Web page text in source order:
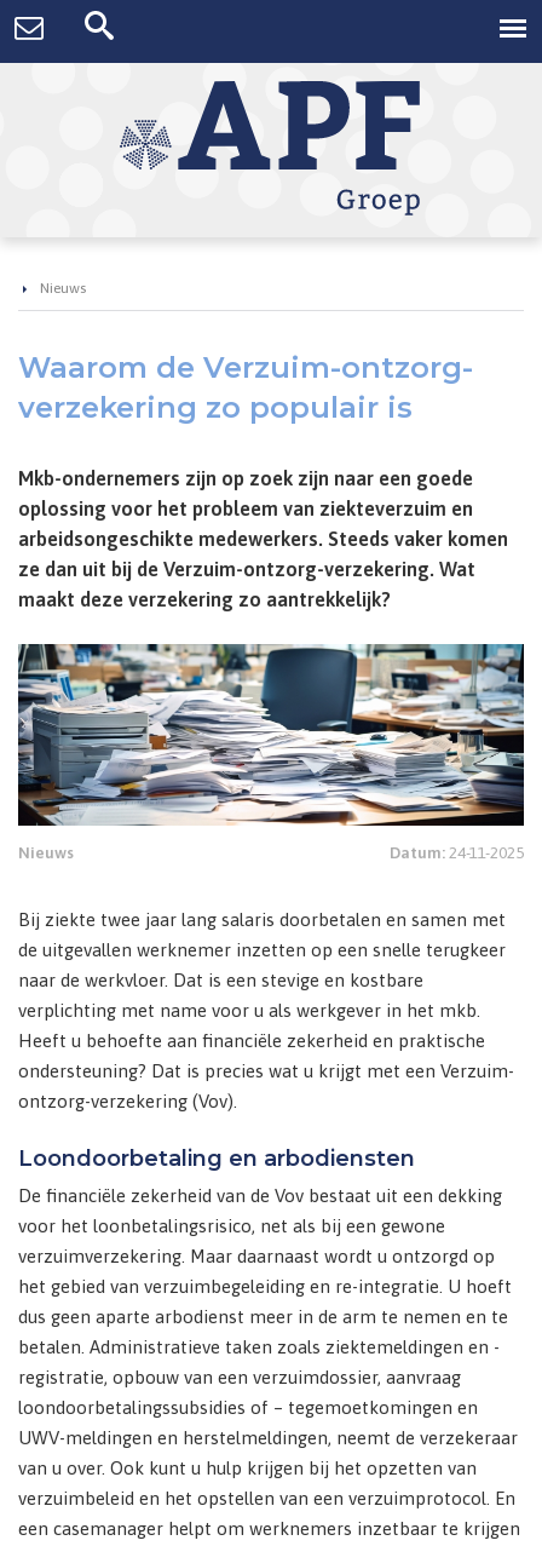
Nieuws
Waarom de Verzuim-ontzorg-
verzekering zo populair is
Mkb-ondernemers zijn op zoek zijn naar een goede
oplossing voor het probleem van ziekteverzuim en
arbeidsongeschikte medewerkers. Steeds vaker komen
ze dan uit bij de Verzuim-ontzorg-verzekering. Wat
maakt deze verzekering zo aantrekkelijk?
Nieuws Datum: 24-11-2025
Bij ziekte twee jaar lang salaris doorbetalen en samen met
de uitgevallen werknemer inzetten op een snelle terugkeer
naar de werkvloer. Dat is een stevige en kostbare
verplichting met name voor u als werkgever in het mkb.
Heeft u behoefte aan financiële zekerheid en praktische
ondersteuning? Dat is precies wat u krijgt met een Verzuim-
ontzorg-verzekering (Vov).
Loondoorbetaling en arbodiensten
De financiële zekerheid van de Vov bestaat uit een dekking
voor het loonbetalingsrisico, net als bij een gewone
verzuimverzekering. Maar daarnaast wordt u ontzorgd op
het gebied van verzuimbegeleiding en re-integratie. U hoeft
dus geen aparte arbodienst meer in de arm te nemen en te
betalen. Administratieve taken zoals ziektemeldingen en -
registratie, opbouw van een verzuimdossier, aanvraag
loondoorbetalingssubsidies of – tegemoetkomingen en
UWV-meldingen en herstelmeldingen, neemt de verzekeraar
van u over. Ook kunt u hulp krijgen bij het opzetten van
verzuimbeleid en het opstellen van een verzuimprotocol. En
een casemanager helpt om werknemers inzetbaar te krijgen